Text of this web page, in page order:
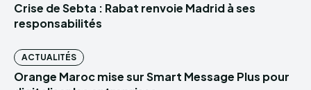
Crise de Sebta : Rabat renvoie Madrid à ses
responsabilités
ACTUALITÉS
Orange Maroc mise sur Smart Message Plus pour